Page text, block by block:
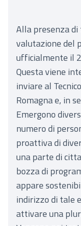
Alla presenza
valutazione del
ufficialmente il
Questa viene
inviare al
Romagna e, in
Emergono
numero di
proattiva di
una parte di
bozza di
appare
indirizzo di tale
attivare una